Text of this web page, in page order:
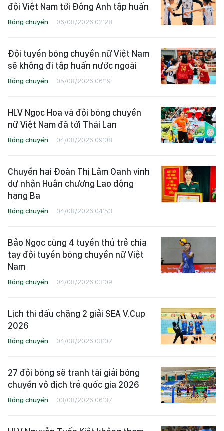
đội Việt Nam tới Đông Anh tập huấn
Bóng chuyền 06/08/2026 02:28
Đội tuyển bóng chuyền nữ Việt Nam
sẽ không đi tập huấn nước ngoài
Bóng chuyền 05/08/2026 06:19
HLV Ngọc Hoa và đội bóng chuyền
nữ Việt Nam đã tới Thái Lan
Bóng chuyền 04/08/2026 09:08
Chuyền hai Đoàn Thị Lâm Oanh vinh
dự nhận Huân chương Lao động
hạng Ba
Bóng chuyền 04/08/2026 04:53
Bảo Ngọc cùng 4 tuyển thủ trẻ chia
tay đội tuyển bóng chuyền nữ Việt
Nam
Bóng chuyền 04/08/2026 03:09
Lịch thi đấu chặng 2 giải SEA V.Cup
2026
Bóng chuyền 04/08/2026 03:07
27 đội bóng sẽ tranh tài giải bóng
chuyền vô địch trẻ quốc gia 2026
Bóng chuyền 03/08/2026 06:37